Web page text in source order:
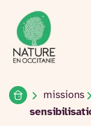
Accéder
au
contenu
Accueil du site
Accueilmissions